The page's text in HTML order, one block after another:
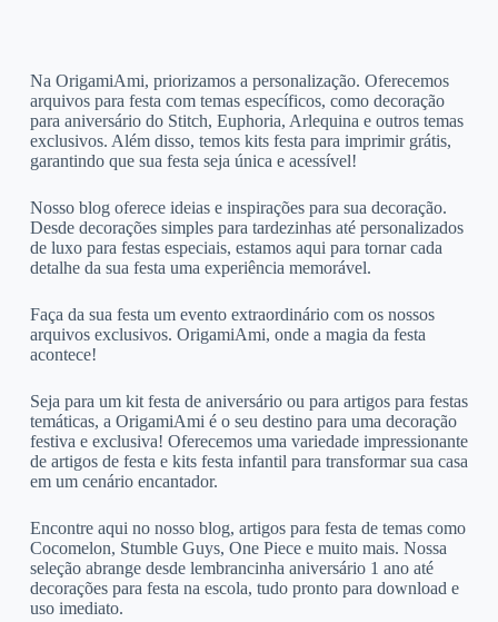
Na OrigamiAmi, priorizamos a personalização. Oferecemos
arquivos para festa com temas específicos, como decoração
para aniversário do Stitch, Euphoria, Arlequina e outros temas
exclusivos. Além disso, temos kits festa para imprimir grátis,
garantindo que sua festa seja única e acessível!
Nosso blog oferece ideias e inspirações para sua decoração.
Desde decorações simples para tardezinhas até personalizados
de luxo para festas especiais, estamos aqui para tornar cada
detalhe da sua festa uma experiência memorável.
Faça da sua festa um evento extraordinário com os nossos
arquivos exclusivos. OrigamiAmi, onde a magia da festa
acontece!
Seja para um kit festa de aniversário ou para artigos para festas
temáticas, a OrigamiAmi é o seu destino para uma decoração
festiva e exclusiva! Oferecemos uma variedade impressionante
de artigos de festa e kits festa infantil para transformar sua casa
em um cenário encantador.
Encontre aqui no nosso blog, artigos para festa de temas como
Cocomelon, Stumble Guys, One Piece e muito mais. Nossa
seleção abrange desde lembrancinha aniversário 1 ano até
decorações para festa na escola, tudo pronto para download e
uso imediato.